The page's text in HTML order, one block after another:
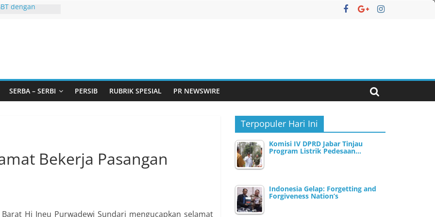
dengan
Gandeng
Seminar
Pemurtadan
Anak
Barat Siap
SERBA – SERBI PERSIB RUBRIK SPESIAL PR NEWSWIRE
Bekerja Pasangan
Barat Hj Ineu Purwadewi Sundari mengucapkan selamat
Terpopuler Hari Ini
Komisi IV DPRD Jabar Tinjau
Program Listrik Pedesaan…
Indonesia Gelap: Forgetting and
Forgiveness Nation’s